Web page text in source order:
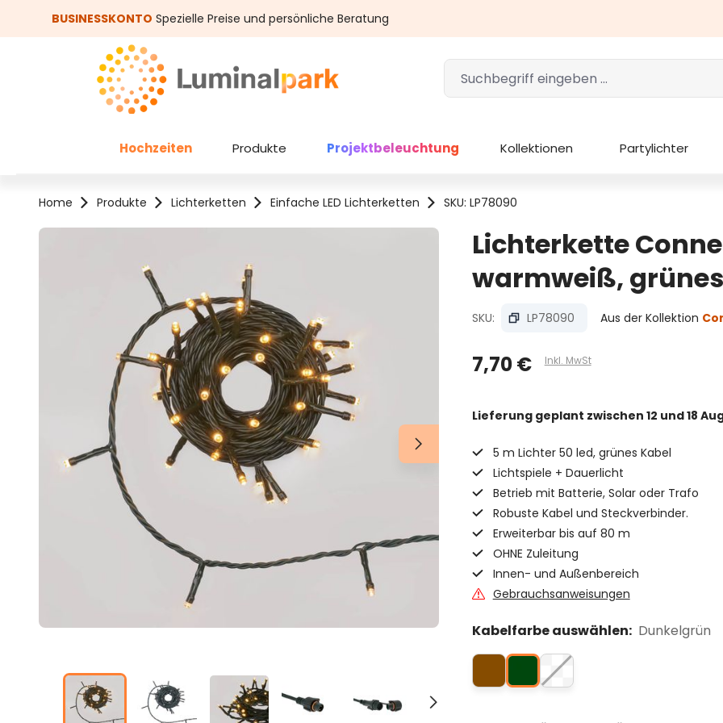
Hauptinhalt springen
Zur Suche springen
BUSINESSKONTO Spezielle Preise und persönliche Beratung
Hochzeiten Produkte Projektbeleuchtung Kollektionen Partylichter
Home Produkte Lichterketten Einfache LED Lichterketten SKU: LP78090
Bildergalerie überspringen
Lichterkette
warmweiß,
SKU: LP78090 Aus der Kollektion
7,70 € Inkl. MwSt
Lieferung geplant zwischen 12 und 18
5 m Lichter 50 led, grünes Kabel
Lichtspiele + Dauerlicht
Betrieb mit Batterie, Solar oder Trafo
Robuste Kabel und Steckverbinder.
Erweiterbar bis auf 80 m
OHNE Zuleitung
Innen- und Außenbereich
Gebrauchsanweisungen
Kabelfarbe auswählen: Dunkelgrün